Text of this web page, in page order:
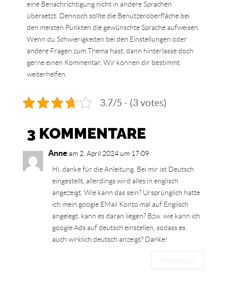
eine Benachrichtigung nicht in andere Sprachen
übersetzt. Dennoch sollte die Benutzeroberfläche bei
den meisten Punkten die gewünschte Sprache aufweisen.
Wenn du Schwierigkeiten bei den Einstellungen oder
andere Fragen zum Thema hast, dann hinterlasse doch
gerne einen Kommentar. Wir können dir bestimmt
weiterhelfen.
3.7/5 - (3 votes)
3 KOMMENTARE
Anne am 2. April 2024 um 17:09
Hi, danke für die Anleitung. Bei mir ist Deutsch
eingestellt, allerdings wird alles in englisch
angezeigt. Wie kann das sein? Ursprünglich hatte
ich mein google EMail Konto mal auf Englisch
angelegt, kann es daran liegen? Bzw. wie kann ich
google Ads auf deutsch einstellen, sodass es
auch wirklich deutsch anzeigt? Danke!